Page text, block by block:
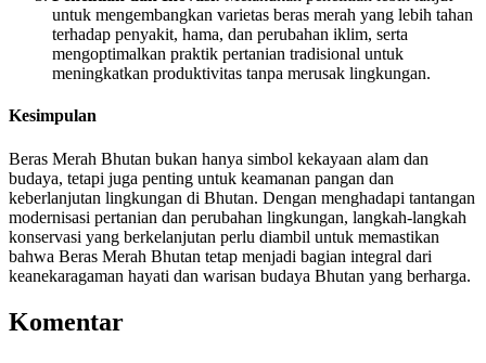
untuk mengembangkan varietas beras merah yang lebih tahan
terhadap penyakit, hama, dan perubahan iklim, serta
mengoptimalkan praktik pertanian tradisional untuk
meningkatkan produktivitas tanpa merusak lingkungan.
Kesimpulan
Beras Merah Bhutan bukan hanya simbol kekayaan alam dan
budaya, tetapi juga penting untuk keamanan pangan dan
keberlanjutan lingkungan di Bhutan. Dengan menghadapi tantangan
modernisasi pertanian dan perubahan lingkungan, langkah-langkah
konservasi yang berkelanjutan perlu diambil untuk memastikan
bahwa Beras Merah Bhutan tetap menjadi bagian integral dari
keanekaragaman hayati dan warisan budaya Bhutan yang berharga.
Komentar